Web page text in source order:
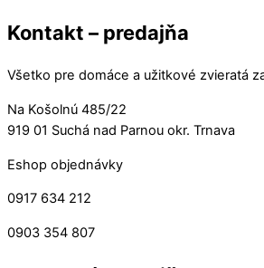
Kontakt – predajňa
Všetko pre domáce a užitkové zvieratá
Na Košolnú 485/22
919 01 Suchá nad Parnou okr. Trnava
Eshop objednávky
0917 634 212
0903 354 807